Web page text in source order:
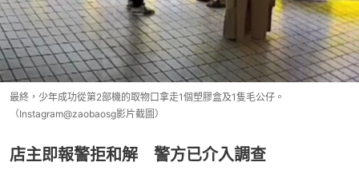
最終，少年成功從第2部機的取物口拿走1個塑膠盒及1隻毛公仔。
（Instagram@zaobaosg影片截圖）
店主即報警拒和解 警方已介入調查